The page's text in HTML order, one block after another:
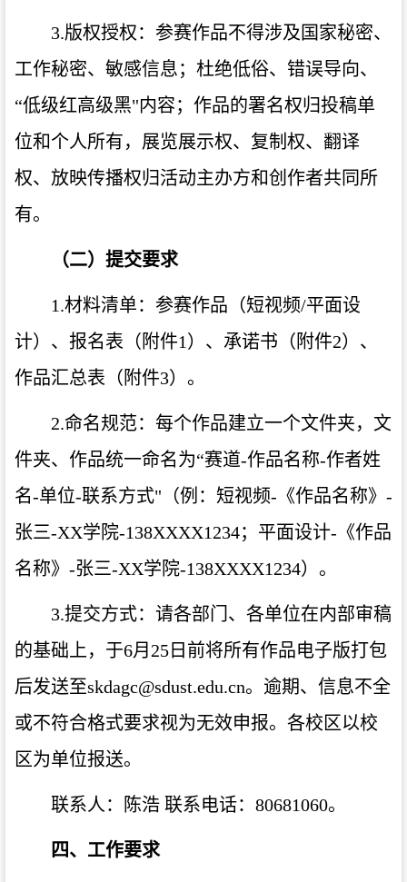
3.版权授权：参赛作品不得涉及国家秘密、
工作秘密、敏感信息；杜绝低俗、错误导向、
“低级红高级黑"内容；作品的署名权归投稿单
位和个人所有，展览展示权、复制权、翻译
权、放映传播权归活动主办方和创作者共同所
有。
（二）提交要求
1.材料清单：参赛作品（短视频/平面设
计）、报名表（附件1 ）、承诺书（附件2）、
作品汇总表（附件3）。
2.命名规范：每个作品建立一个文件夹，文
件夹、作品统一命名为“赛道-作品名称-作者姓
名-单位-联系方式" （例：短视频- 《作品名称》 -
张三-XX学院-138XXXX1234；平面设计- 《作品
名称》 -张三-XX学院-138XXXX1234）。
3.提交方式：请各部门、各单位在内部审稿
的基础上，于6月 25 日前将所有作品电子版打包
后发送至skdagc@sdust.edu.cn。逾期、信息不全
或不符合格式要求视为无效申报。各校区以校
区为单位报送。
联系人：陈浩 联系电话： 80681060。
四、工作要求